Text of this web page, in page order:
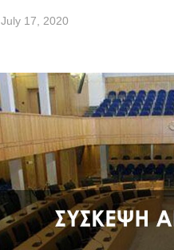
July 17, 2020